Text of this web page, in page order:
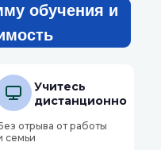
отрыва от работы
семьи
Учитесь
дистанционно
обучения и